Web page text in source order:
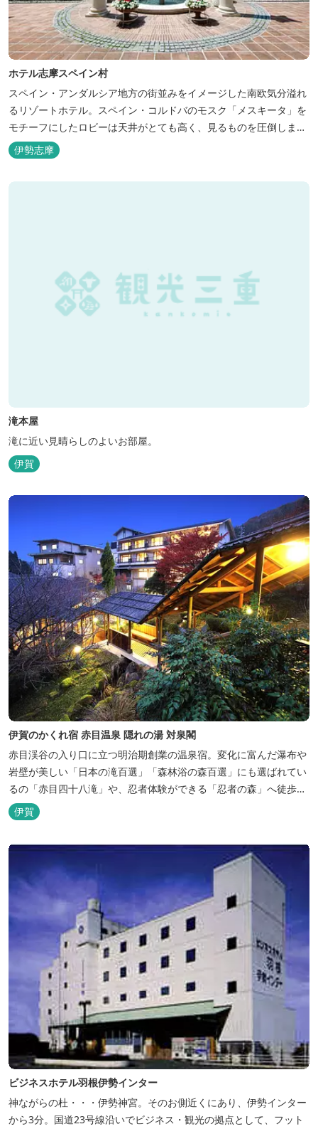
ホテル志摩スペイン村
スペイン・アンダルシア地方の街並みをイメージした南欧気分溢れ
るリゾートホテル。スペイン・コルドバのモスク「メスキータ」を
モチーフにしたロビーは天井がとても高く、見るものを圧倒しま
す。客室棟にある中庭もコルドバ、セビリア、グラナダの街を再現
しており、ホテル内を散策するだけでも異国感を満喫できます。 ス
伊勢志摩
滝本屋
滝に近い見晴らしのよいお部屋。
伊賀
伊賀のかくれ宿 赤目温泉 隠れの湯 対泉閣
赤目渓谷の入り口に立つ明治期創業の温泉宿。変化に富んだ瀑布や
岩壁が美しい「日本の滝百選」「森林浴の森百選」にも選ばれてい
るの「赤目四十八滝」や、忍者体験ができる「忍者の森」へ徒歩５
分と観光にも好立地です。 地下１０００メートルから湧くアルカリ
性単純温泉はしっとり滑らかな肌触りで美肌効果も期待できます。
伊賀
ビジネスホテル羽根伊勢インター
神ながらの杜・・・伊勢神宮。そのお側近くにあり、伊勢インター
から3分。国道23号線沿いでビジネス・観光の拠点として、フット